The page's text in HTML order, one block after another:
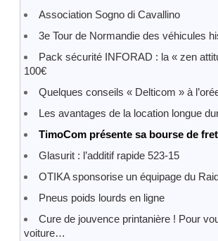
Association Sogno di Cavallino
3e Tour de Normandie des véhicules
Pack sécurité INFORAD : la « zen
100€
Quelques conseils « Delticom » à
Les avantages de la location longue
TimoCom présente sa bourse de
Glasurit : l’additif rapide 523-15
OTIKA sponsorise un équipage du
Pneus poids lourds en ligne
Cure de jouvence printanière ! Pour
voiture…